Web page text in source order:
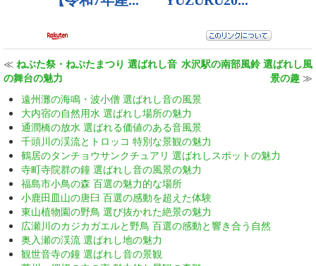
≪ ねぶた祭・ねぷたまつり 選ばれし音
の舞台の魅力
水沢駅の南部風鈴 選ばれし風
景の趣 ≫
遠州灘の海鳴・波小僧 選ばれし音の風景
大内宿の自然用水 選ばれし場所の魅力
通潤橋の放水 選ばれる価値のある音風景
千頭川の渓流とトロッコ 特別な景観の魅力
鶴居のタンチョウサンクチュアリ 選ばれしスポットの魅力
寺町寺院群の鐘 選ばれし音の風景の魅力
福島市小鳥の森 百選の魅力的な場所
小鹿田皿山の唐臼 百選の感動を超えた体験
東山植物園の野鳥 選び抜かれた絶景の魅力
広瀬川のカジカガエルと野鳥 百選の感動と響き合う自然
奥入瀬の渓流 選ばれし地の魅力
観世音寺の鐘 選ばれし音の景観